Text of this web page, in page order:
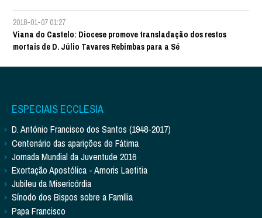
2018-01-07 01:27
Viana do Castelo: Diocese promove transladação dos restos
mortais de D. Júlio Tavares Rebimbas para a Sé
ESPECIAIS ECCLESIA
D. António Francisco dos Santos (1948-2017)
Centenário das aparições de Fátima
Jornada Mundial da Juventude 2016
Exortação Apostólica - Amoris Laetitia
Jubileu da Misericórdia
Sínodo dos Bispos sobre a Família
Papa Francisco